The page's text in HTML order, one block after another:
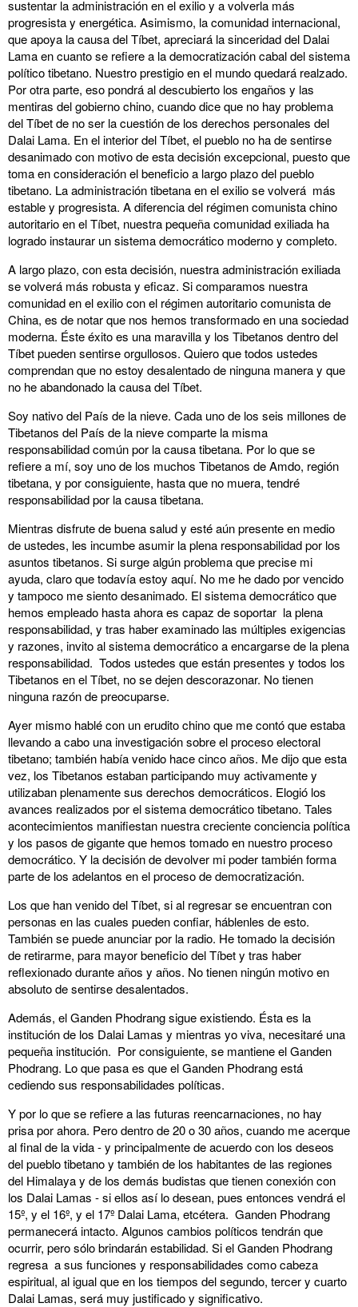
sustentar la administración en el exilio y a volverla más
progresista y energética. Asimismo, la comunidad internacional,
que apoya la causa del Tíbet, apreciará la sinceridad del Dalai
Lama en cuanto se refiere a la democratización cabal del sistema
político tibetano. Nuestro prestigio en el mundo quedará realzado.
Por otra parte, eso pondrá al descubierto los engaños y las
mentiras del gobierno chino, cuando dice que no hay problema
del Tíbet de no ser la cuestión de los derechos personales del
Dalai Lama. En el interior del Tíbet, el pueblo no ha de sentirse
desanimado con motivo de esta decisión excepcional, puesto que
toma en consideración el beneficio a largo plazo del pueblo
tibetano. La administración tibetana en el exilio se volverá más
estable y progresista. A diferencia del régimen comunista chino
autoritario en el Tíbet, nuestra pequeña comunidad exiliada ha
logrado instaurar un sistema democrático moderno y completo.
A largo plazo, con esta decisión, nuestra administración exiliada
se volverá más robusta y eficaz. Si comparamos nuestra
comunidad en el exilio con el régimen autoritario comunista de
China, es de notar que nos hemos transformado en una sociedad
moderna. Éste éxito es una maravilla y los Tibetanos dentro del
Tíbet pueden sentirse orgullosos. Quiero que todos ustedes
comprendan que no estoy desalentado de ninguna manera y que
no he abandonado la causa del Tíbet.
Soy nativo del País de la nieve. Cada uno de los seis millones de
Tibetanos del País de la nieve comparte la misma
responsabilidad común por la causa tibetana. Por lo que se
refiere a mí, soy uno de los muchos Tibetanos de Amdo, región
tibetana, y por consiguiente, hasta que no muera, tendré
responsabilidad por la causa tibetana.
Mientras disfrute de buena salud y esté aún presente en medio
de ustedes, les incumbe asumir la plena responsabilidad por los
asuntos tibetanos. Si surge algún problema que precise mi
ayuda, claro que todavía estoy aquí. No me he dado por vencido
y tampoco me siento desanimado. El sistema democrático que
hemos empleado hasta ahora es capaz de soportar la plena
responsabilidad, y tras haber examinado las múltiples exigencias
y razones, invito al sistema democrático a encargarse de la plena
responsabilidad. Todos ustedes que están presentes y todos los
Tibetanos en el Tíbet, no se dejen descorazonar. No tienen
ninguna razón de preocuparse.
Ayer mismo hablé con un erudito chino que me contó que estaba
llevando a cabo una investigación sobre el proceso electoral
tibetano; también había venido hace cinco años. Me dijo que esta
vez, los Tibetanos estaban participando muy activamente y
utilizaban plenamente sus derechos democráticos. Elogió los
avances realizados por el sistema democrático tibetano. Tales
acontecimientos manifiestan nuestra creciente conciencia política
y los pasos de gigante que hemos tomado en nuestro proceso
democrático. Y la decisión de devolver mi poder también forma
parte de los adelantos en el proceso de democratización.
Los que han venido del Tíbet, si al regresar se encuentran con
personas en las cuales pueden confiar, háblenles de esto.
También se puede anunciar por la radio. He tomado la decisión
de retirarme, para mayor beneficio del Tíbet y tras haber
reflexionado durante años y años. No tienen ningún motivo en
absoluto de sentirse desalentados.
Además, el Ganden Phodrang sigue existiendo. Ésta es la
institución de los Dalai Lamas y mientras yo viva, necesitaré una
pequeña institución. Por consiguiente, se mantiene el Ganden
Phodrang. Lo que pasa es que el Ganden Phodrang está
cediendo sus responsabilidades políticas.
Y por lo que se refiere a las futuras reencarnaciones, no hay
prisa por ahora. Pero dentro de 20 o 30 años, cuando me acerque
al final de la vida - y principalmente de acuerdo con los deseos
del pueblo tibetano y también de los habitantes de las regiones
del Himalaya y de los demás budistas que tienen conexión con
los Dalai Lamas - si ellos así lo desean, pues entonces vendrá el
15º, y el 16º, y el 17º Dalai Lama, etcétera. Ganden Phodrang
permanecerá intacto. Algunos cambios políticos tendrán que
ocurrir, pero sólo brindarán estabilidad. Si el Ganden Phodrang
regresa a sus funciones y responsabilidades como cabeza
espiritual, al igual que en los tiempos del segundo, tercer y cuarto
Dalai Lamas, será muy justificado y significativo.